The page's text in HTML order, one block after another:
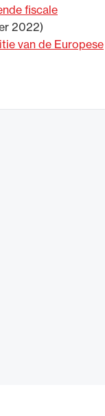
fiscale
2022)
van de Europese